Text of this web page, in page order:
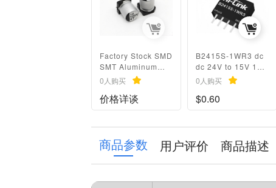
Factory Stock SMD
SMT Aluminum
Electrolytic
Capacitor
10UF/47UF 100V
6.3*7.7 Full RVT
0人购买
价格详谈
B2415S-1WR3 dc
dc 24V to 15V 1W
Isolated constant
voltage single
output power
module
0人购买
$0.60
商品参数 用户评价 商品描述